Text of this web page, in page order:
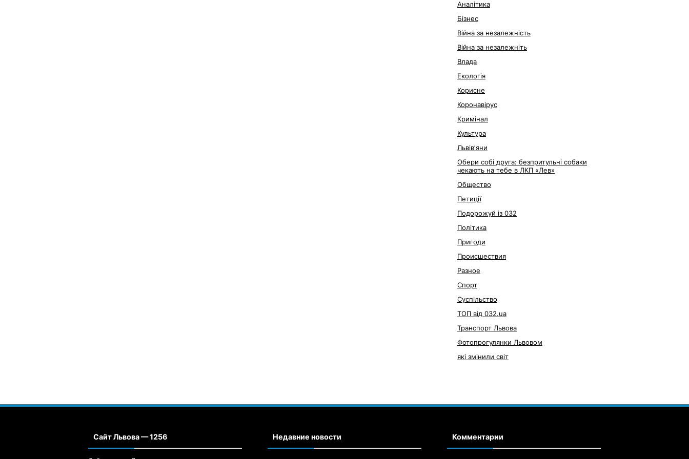
Аналітика
Бізнес
Війна за незалежність
Війна за незалежніть
Влада
Екологія
Корисне
Коронавірус
Кримінал
Культура
Львівʼяни
Обери собі друга: безпритульні собаки
чекають на тебе в ЛКП «Лев»
Общество
Петиції
Подорожуй із 032
Політика
Пригоди
Происшествия
Разное
Спорт
Суспільство
ТОП від 032.ua
Транспорт Львова
Фотопрогулянки Львовом
які змінили світ
Сайт Львова — 1256 Недавние новости Комментарии